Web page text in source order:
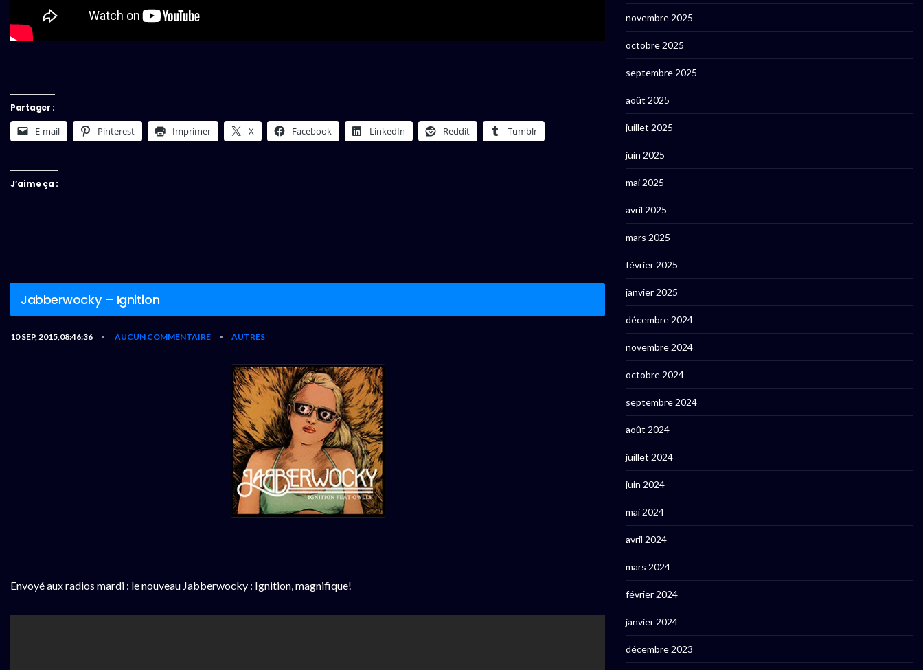
Partager :
E-mail Pinterest Imprimer X Facebook LinkedIn Reddit Tumblr
J’aime ça :
Jabberwocky – Ignition
10 SEP, 2015,08:46:36 • AUCUN COMMENTAIRE • AUTRES
Envoyé aux radios mardi : le nouveau Jabberwocky : Ignition, magnifique!
novembre 2025
octobre 2025
septembre 2025
août 2025
juillet 2025
juin 2025
mai 2025
avril 2025
mars 2025
février 2025
janvier 2025
décembre 2024
novembre 2024
octobre 2024
septembre 2024
août 2024
juillet 2024
juin 2024
mai 2024
avril 2024
mars 2024
février 2024
janvier 2024
décembre 2023